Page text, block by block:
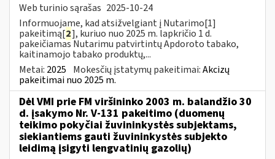
Web turinio sąrašas 2025-10-24
Informuojame, kad atsižvelgiant į Nutarimo[1]
pakeitimą[2], kuriuo nuo 2025 m. lapkričio 1 d.
pakeičiamas Nutarimu patvirtintų Apdoroto tabako,
kaitinamojo tabako produktų,...
Metai: 2025 Mokesčių įstatymų pakeitimai:Akcizų
pakeitimai nuo 2025 m.
Dėl VMI prie FM viršininko 2003 m. balandžio 30
d. įsakymo Nr. V-131 pakeitimo (duomenų
teikimo pokyčiai žuvininkystės subjektams,
siekiantiems gauti žuvininkystės subjekto
leidimą įsigyti lengvatinių gazolių)